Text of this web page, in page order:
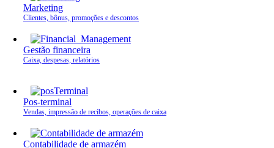
Marketing
Clientes, bônus, promoções e descontos
Gestão financeira
Caixa, despesas, relatórios
Pos-terminal
Vendas, impressão de recibos, operações de caixa
Contabilidade de armazém